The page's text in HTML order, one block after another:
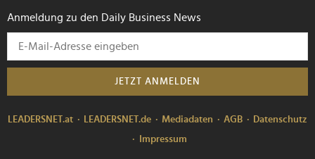
Anmeldung zu den Daily Business News
JETZT ANMELDEN
LEADERSNET.at LEADERSNET.de Mediadaten AGB
Datenschutz
Impressum